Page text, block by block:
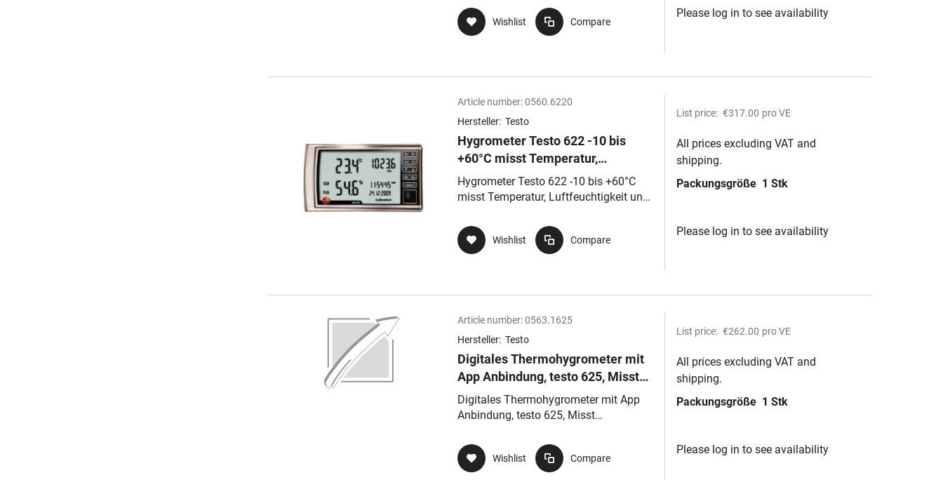
und/oder Feuch
Wishlist Compare
Please log in to see availability
Article number:0560.6220
Hersteller: Testo
Hygrometer Testo 622 -10 bis
+60°C misst Temperatur,
Luftfeuchtigkeit und Druck, Alarm
beiGrenzwertüberschreitung
Hygrometer Testo 622 -10 bis +60°C
misst Temperatur, Luftfeuchtigkeit und
beiGrenzwertüberschreitung
Wishlist Compare
List price: €317.00 pro VE
All prices excluding VAT and
shipping.
Packungsgröße 1 Stk
Please log in to see availability
Article number:0563.1625
Hersteller: Testo
Digitales Thermohygrometer mit
App Anbindung, testo 625, Misst
Lufttemperatur und relative
Luftfeuchte
Digitales Thermohygrometer mit App
Anbindung, testo 625, Misst
Wishlist Compare
List price: €262.00 pro VE
All prices excluding VAT and
shipping.
Packungsgröße 1 Stk
Please log in to see availability